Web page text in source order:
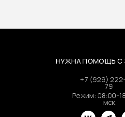
НУЖНА ПОМОЩЬ С
+7 (929)
79
Режим: 08:00-
мск